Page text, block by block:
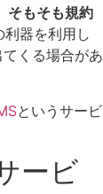
そもそも規約
利器を利用し
くる場合があ
というサービ
ービ